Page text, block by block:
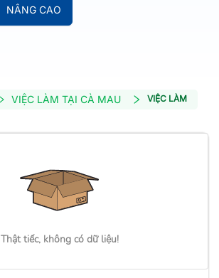
NÂNG CAO
VIỆC LÀM TẠI CÀ MAU VIỆC LÀM ĐIỆN -
Thật tiếc, không có dữ liệu!